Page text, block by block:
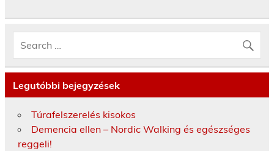
Legutóbbi bejegyzések
Túrafelszerelés kisokos
Demencia ellen – Nordic Walking és egészséges
reggeli!